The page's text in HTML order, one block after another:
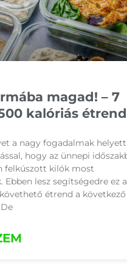
magad! – 7
kalóriás étrend
a nagy fogadalmak helyett
hogy az ünnepi
felkúszott kilók most
Ebben lesz segítségedre ez
étrend a következő